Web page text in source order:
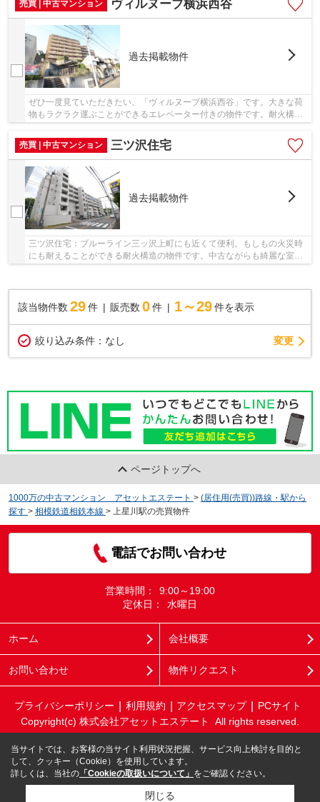
売買 | 中古マンション
ヴィルヌーブ横浜西谷
過去掲載物件
ぜひ一度見ていただきたい、「ヴィルヌーブ横浜西谷」です。大きな荷
物もラクラク運ぶことができるエレベーター付きの物件です。耐火構造
売買 | 中古マンション
三ツ沢住宅
過去掲載物件
三ツ沢住宅：ブルーライン三ッ沢上町にも近くて便利。もしもの火災時
にも耐えることができる耐火構造の物件です。中古ながらも綺麗な室内
該当物件数 29件 販売数 0 件 1～29 件を表示
絞り込み条件： なし 変更
ページトップへ
1000万の中古マンション アセットエステート > (居住用(売買))路線・駅から
探す > 相模鉄道相鉄本線 > 上星川駅の売買物件
電話でお問い合わせ
営業時間：
9:00～19:00
定休日：
水曜日
ホーム 会社概要
お問い合わせ 物件リクエスト
プライバシーポリシー 利用規約 アクセスマップ
PCサイト
Copyright(c) 株式会社アセットエステート All rights reserved.
当サイトでは、お客様の当サイト利用状況把握、サービス向上検討を目的と
して、クッキー（Cookie）を使用しています。
詳しくは、当社の 「Cookieの取扱いについて」 をご確認ください。
閉じる